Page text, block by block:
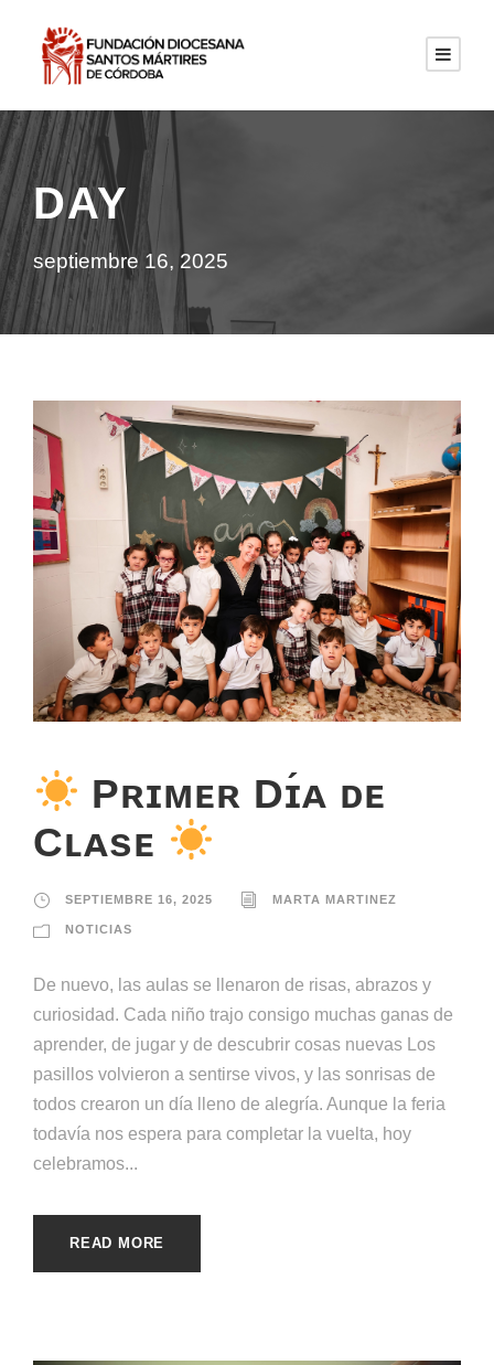
DAY
septiembre 16, 2025
Pʀɪᴍᴇʀ Dɪ́ᴀ ᴅᴇ
Cʟᴀsᴇ
SEPTIEMBRE 16, 2025 MARTA MARTINEZ
NOTICIAS
De nuevo, las aulas se llenaron de risas, abrazos y
curiosidad. Cada niño trajo consigo muchas ganas de
aprender, de jugar y de descubrir cosas nuevas Los
pasillos volvieron a sentirse vivos, y las sonrisas de
todos crearon un día lleno de alegría. Aunque la feria
todavía nos espera para completar la vuelta, hoy
celebramos...
READ MORE